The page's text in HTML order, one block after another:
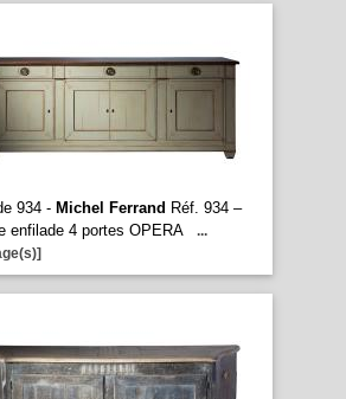
934 - Michel Ferrand Réf. 934 –
enfilade 4 portes OPERA
...